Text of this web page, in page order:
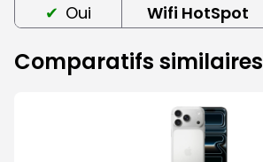
Oui
Wifi HotSpot
Comparatifs similaires